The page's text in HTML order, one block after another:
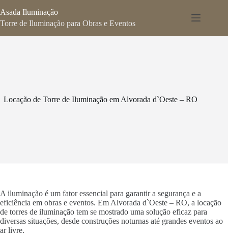
para
o
Asada Iluminação
Torre de Iluminação para Obras e Eventos
Locação de Torre de Iluminação em Alvorada d`Oeste – RO
A iluminação é um fator essencial para garantir a segurança e a
eficiência em obras e eventos. Em Alvorada d`Oeste – RO, a locação
de torres de iluminação tem se mostrado uma solução eficaz para
diversas situações, desde construções noturnas até grandes eventos ao
ar livre.